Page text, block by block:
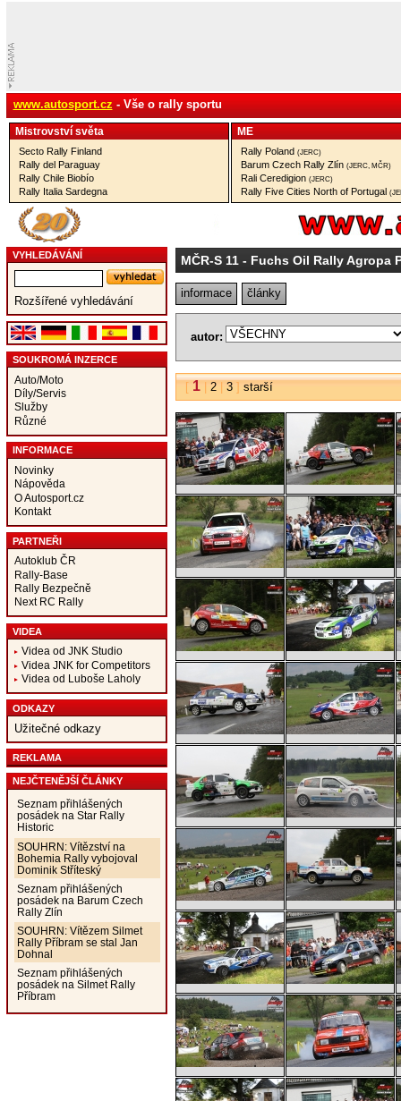
www.autosport.cz - Vše o rally sportu
Mistrovství­ světa
Secto Rally Finland
Rally del Paraguay
Rally Chile Biobío
Rally Italia Sardegna
ME
Rally Poland (JERC)
Barum Czech Rally Zlín (JERC, MČR)
Rali Ceredigion (JERC)
Rally Five Cities North of Portugal
VYHLEDÁVÁNÍ
Rozšířené vyhledávání
SOUKROMÁ INZERCE
Auto/Moto
Díly/Servis
Služby
Různé
INFORMACE
Novinky
Nápověda
O Autosport.cz
Kontakt
PARTNEŘI
Autoklub ČR
Rally-Base
Rally Bezpečně
Next RC Rally
VIDEA
Videa od JNK Studio
Videa JNK for Competitors
Videa od Luboše Laholy
ODKAZY
Užitečné odkazy
REKLAMA
NEJČTENĚJŠÍ ČLÁNKY
Seznam přihlášených
posádek na Star Rally
Historic
SOUHRN: Vítězství na
Bohemia Rally vybojoval
Dominik Stříteský
Seznam přihlášených
posádek na Barum Czech
Rally Zlín
SOUHRN: Vítězem Silmet
Rally Příbram se stal Jan
Dohnal
Seznam přihlášených
posádek na Silmet Rally
Příbram
MČR-S 11- Fuchs Oil Rally Agropa
informace články
autor:
[ 1| 2| 3] starší